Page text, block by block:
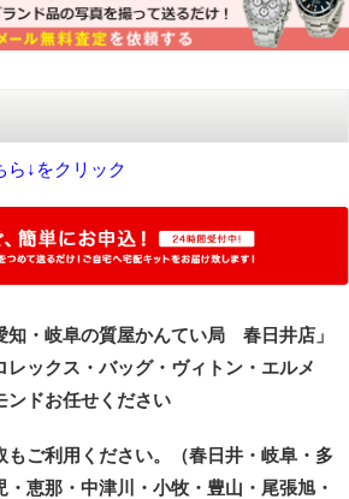
ら↓をクリック
知・岐阜の質屋かんてい局 春日井店」
ックス・バッグ・ヴィトン・エルメ
ンドお任せください
もご利用ください。（春日井・岐阜・多
恵那・中津川・小牧・豊山・尾張旭・